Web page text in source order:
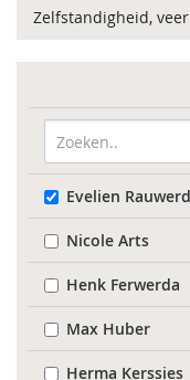
Zelfstandigheid,
Evelien
Nicole Arts
Henk Ferwerda
Max Huber
Herma Kerssies